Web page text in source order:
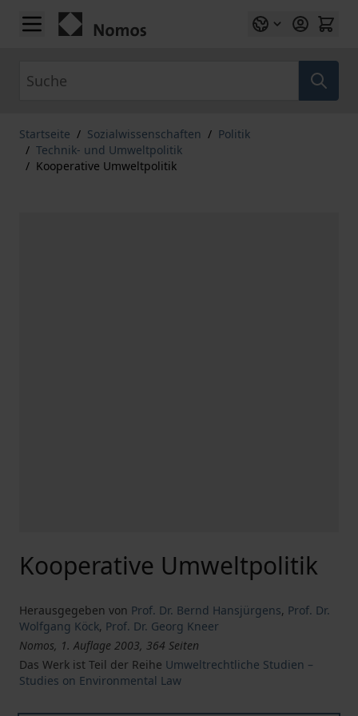
Zum Inhalt springen
Startseite / Sozialwissenschaften / Politik
/ Technik- und Umweltpolitik
/ Kooperative Umweltpolitik
Kooperative Umweltpolitik
Herausgegeben von Prof. Dr. Bernd Hansjürgens, Prof. Dr.
Wolfgang Köck, Prof. Dr. Georg Kneer
Nomos, 1. Auflage 2003, 364 Seiten
Das Werk ist Teil der Reihe Umweltrechtliche Studien –
Studies on Environmental Law